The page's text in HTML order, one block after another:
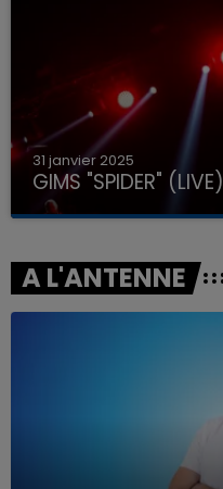
31 janvier 2025
GIMS "SPIDER" (LIVE)
A L'ANTENNE